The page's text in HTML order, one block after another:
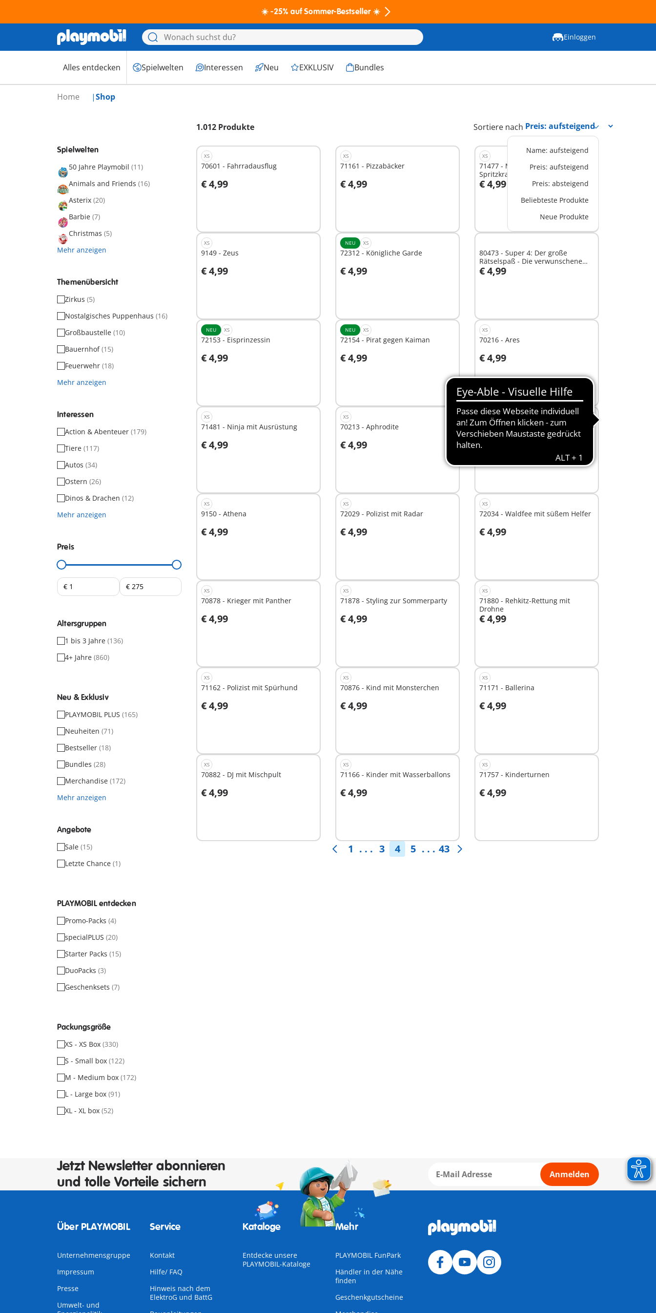
☀️ -25% auf Sommer-Bestseller ☀️
Einloggen
Alles entdecken Spielwelten Interessen Neu EXKLUSIV Bundles
Home Shop
1.012 Produkte Sortiere nach
Name: aufsteigend
Preis: aufsteigend
Preis: absteigend
Beliebteste Produkte
Neue Produkte
Spielwelten
50 Jahre Playmobil (11)
Animals and Friends (16)
Asterix (20)
Barbie (7)
Christmas (5)
Mehr anzeigen
Themenübersicht
Zirkus (5)
Nostalgisches Puppenhaus (16)
Großbaustelle (10)
Bauernhof(15)
Feuerwehr (18)
Mehr anzeigen
Interessen
Action & Abenteuer (179)
Tiere (117)
Autos (34)
Ostern (26)
Dinos & Drachen (12)
Mehr anzeigen
Preis
Altersgruppen
1 bis 3 Jahre (136)
4+ Jahre (860)
Neu & Exklusiv
PLAYMOBIL PLUS (165)
Neuheiten (71)
Bestseller (18)
Bundles (28)
Merchandise (172)
Mehr anzeigen
Angebote
Sale (15)
Letzte Chance (1)
PLAYMOBIL entdecken
Promo-Packs (4)
specialPLUS (20)
Starter Packs (15)
DuoPacks (3)
Geschenksets (7)
Packungsgröße
XS - XS Box (330)
S - Small box (122)
M - Medium box (172)
L - Large box (91)
XL - XL box (52)
XS
70601 - Fahrradausflug
€ 4,99
In den Warenkorb
XS
71161 - Pizzabäcker
€ 4,99
In den Warenkorb
XS
71477 - Meerjungfrau mit
Spritzkrake
€ 4,99
In den Warenkorb
XS
9149 - Zeus
€ 4,99
In den Warenkorb
NEU XS
72312 - Königliche Garde
€ 4,99
In den Warenkorb
80473 - Super 4: Der große
Rätselspaß - Die verwunschene
Welt
€ 4,99
In den Warenkorb
NEU XS
72153 - Eisprinzessin
€ 4,99
In den Warenkorb
NEU XS
72154 - Pirat gegen Kaiman
€ 4,99
XS
70216 - Ares
€ 4,99
In den Warenkorb
XS
71481 - Ninja mit Ausrüstung
€ 4,99
XS
70213 - Aphrodite
€ 4,99
In den Warenkorb
70217 - Hephaestus
€ 4,99
XS
9150 - Athena
€ 4,99
In den Warenkorb
XS
72029 - Polizist mit Radar
€ 4,99
In den Warenkorb
XS
72034 - Waldfee mit süßem Helfer
€ 4,99
In den Warenkorb
XS
70878 - Krieger mit Panther
€ 4,99
In den Warenkorb
XS
71878 - Styling zur Sommerparty
€ 4,99
In den Warenkorb
XS
71880 - Rehkitz-Rettung mit
Drohne
€ 4,99
In den Warenkorb
XS
71162 - Polizist mit Spürhund
€ 4,99
In den Warenkorb
XS
70876 - Kind mit Monsterchen
€ 4,99
XS
71171 - Ballerina
€ 4,99
XS
70882 - DJ mit Mischpult
€ 4,99
XS
71166 - Kinder mit Wasserballons
€ 4,99
XS
71757 - Kinderturnen
€ 4,99
In den Warenkorb
1 . . . 3 4 5 . . . 43
Jetzt Newsletter abonnieren
und tolle Vorteile sichern
Anmelden
Über PLAYMOBIL
Unternehmensgruppe
Impressum
Presse
Umwelt- und
Service
Kontakt
Hilfe/ FAQ
Hinweis nach dem
ElektroG und BattG
Kataloge
Entdecke unsere
PLAYMOBIL-Kataloge
Mehr
PLAYMOBIL FunPark
Händler in der Nähe
finden
Geschenkgutscheine